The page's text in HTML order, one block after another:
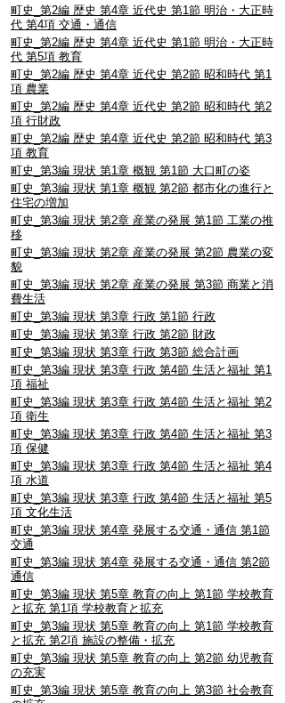
町史_第2編 歴史 第4章 近代史 第1節 明治・大正時
代 第4項 交通・通信
町史_第2編 歴史 第4章 近代史 第1節 明治・大正時
代 第5項 教育
町史_第2編 歴史 第4章 近代史 第2節 昭和時代 第1
項 農業
町史_第2編 歴史 第4章 近代史 第2節 昭和時代 第2
項 行財政
町史_第2編 歴史 第4章 近代史 第2節 昭和時代 第3
項 教育
町史_第3編 現状 第1章 概観 第1節 大口町の姿
町史_第3編 現状 第1章 概観 第2節 都市化の進行と
住宅の増加
町史_第3編 現状 第2章 産業の発展 第1節 工業の推
移
町史_第3編 現状 第2章 産業の発展 第2節 農業の変
貌
町史_第3編 現状 第2章 産業の発展 第3節 商業と消
費生活
町史_第3編 現状 第3章 行政 第1節 行政
町史_第3編 現状 第3章 行政 第2節 財政
町史_第3編 現状 第3章 行政 第3節 総合計画
町史_第3編 現状 第3章 行政 第4節 生活と福祉 第1
項 福祉
町史_第3編 現状 第3章 行政 第4節 生活と福祉 第2
項 衛生
町史_第3編 現状 第3章 行政 第4節 生活と福祉 第3
項 保健
町史_第3編 現状 第3章 行政 第4節 生活と福祉 第4
項 水道
町史_第3編 現状 第3章 行政 第4節 生活と福祉 第5
項 文化生活
町史_第3編 現状 第4章 発展する交通・通信 第1節
交通
町史_第3編 現状 第4章 発展する交通・通信 第2節
通信
町史_第3編 現状 第5章 教育の向上 第1節 学校教育
と拡充 第1項 学校教育と拡充
町史_第3編 現状 第5章 教育の向上 第1節 学校教育
と拡充 第2項 施設の整備・拡充
町史_第3編 現状 第5章 教育の向上 第2節 幼児教育
の充実
町史_第3編 現状 第5章 教育の向上 第3節 社会教育